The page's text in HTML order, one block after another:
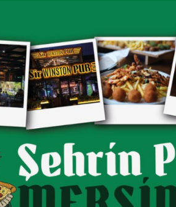
EKONOMİ
Mersin’de şeftali
üreticisi alarm veriyor